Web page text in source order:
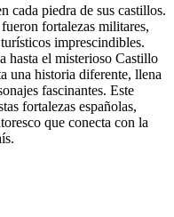
cada piedra de sus castillos.
fortalezas militares,
imprescindibles.
hasta el misterioso Castillo
una historia diferente, llena
fascinantes. Este
fortalezas españolas,
que conecta con la